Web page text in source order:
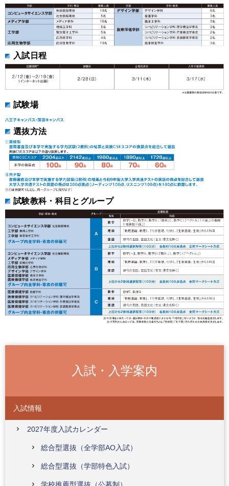
入試日程
試験場
選抜方法
試験教科・科目とグループ
入試・入学案内
入試情報
2027年度入試カレンダー
総合型選抜（全学部AO入試）
総合型選抜（学部特色入試）